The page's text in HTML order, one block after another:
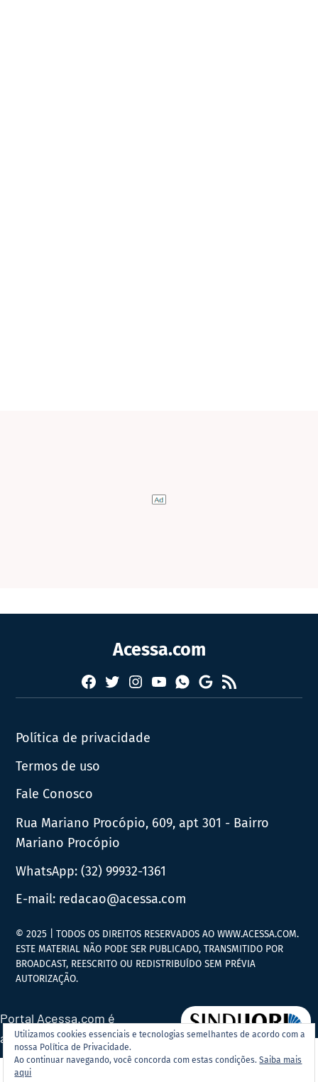
Acessa.com
Facebook
TwitterInstagram
YouTubeWhatsapp
Google
News
RSS
Política de privacidade
Termos de uso
Fale Conosco
Rua Mariano Procópio, 609, apt 301 - Bairro
Mariano Procópio
WhatsApp:(32) 99932-1361
E-mail: redacao@acessa.com
Utilizamos cookies essenciais e tecnologias semelhantes de acordo com a
nossa Política de Privacidade.
Ao continuar navegando, você concorda com estas condições.Saiba mais
aqui
© 2025 | TODOS OS DIREITOS RESERVADOS AO WWW.ACESSA.COM.
ESTE MATERIAL NÃO PODE SER PUBLICADO, TRANSMITIDO POR
BROADCAST, REESCRITO OU REDISTRIBUÍDO SEM PRÉVIA
AUTORIZAÇÃO.
Portal Acessa.com é
associado ao